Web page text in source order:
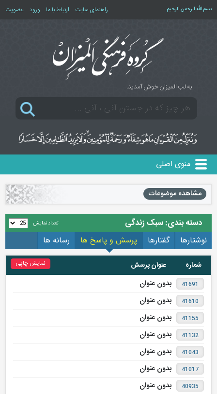
بسم الله الرحمن الرحیم راهنمای سایت ارتباط با ما ورود عضویت
به لب المیزان خوش آمدید.
منوی اصلی
مشاهده موضوعات
دسته بندی: سبک زندگی تعداد نمایش
نوشتارها گفتارها پرسش و پاسخ ها رسانه ها
نمایش چاپی شماره عنوان پرسش
41691 بدون عنوان
41610 بدون عنوان
41155 بدون عنوان
41132 بدون عنوان
41043 بدون عنوان
41017 بدون عنوان
40935 بدون عنوان